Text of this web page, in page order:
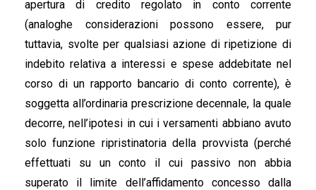
apertura di credito regolato in conto corrente
(analoghe considerazioni possono essere, pur
tuttavia, svolte per qualsiasi azione di ripetizione di
indebito relativa a interessi e spese addebitate nel
corso di un rapporto bancario di conto corrente), è
soggetta all’ordinaria prescrizione decennale, la quale
decorre, nell’ipotesi in cui i versamenti abbiano avuto
solo funzione ripristinatoria della provvista (perché
effettuati su un conto il cui passivo non abbia
superato il limite dell’affidamento concesso dalla